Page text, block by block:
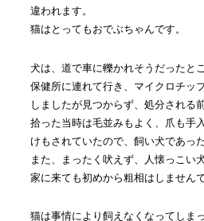
違われます。
猫はとってもおでぶちゃんです。
犬は、道で車に轢かれそうだったと
保健所に連れて行き、マイクロチッ
しましたが見つからず、処分される
拾った当時は毛並みもよく、爪も手
けもされていたので、飼い犬であっ
また、まったく吠えず、人懐っこい
家に来ても初めから粗相はしません
猫は事情により飼えなくなってしま